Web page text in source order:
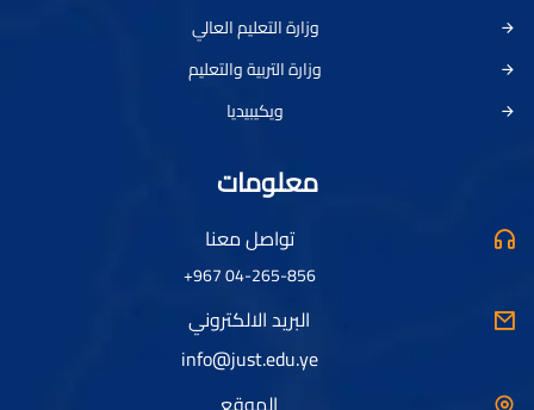
وزارة التعليم العالي
وزارة التربية والتعليم
ويكيبيديا
معلومات
تواصل معنا
04-265-856 967+
البريد الالكتروني
info@just.edu.ye